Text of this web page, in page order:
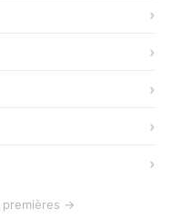
premières →